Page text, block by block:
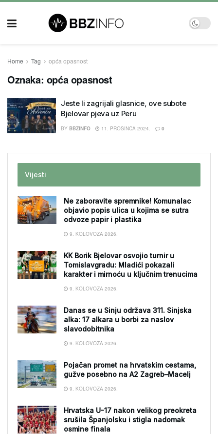
Home Tag opća opasnost
Oznaka: opća opasnost
Jeste li zagrijali glasnice, ove subote
Bjelovar pjeva uz Peru
BY BBZINFO 11. PROSINCA 2024. 0
Vijesti
Ne zaboravite spremnike! Komunalac
objavio popis ulica u kojima se sutra
odvoze papir i plastika
9. KOLOVOZA 2026.
KK Borik Bjelovar osvojio turnir u
Tomislavgradu: Mladići pokazali
karakter i mirnoću u ključnim trenucima
9. KOLOVOZA 2026.
Danas se u Sinju održava 311. Sinjska
alka: 17 alkara u borbi za naslov
slavodobitnika
9. KOLOVOZA 2026.
Pojačan promet na hrvatskim cestama,
gužve posebno na A2 Zagreb–Macelj
9. KOLOVOZA 2026.
Hrvatska U-17 nakon velikog preokreta
srušila Španjolsku i stigla nadomak
osmine finala